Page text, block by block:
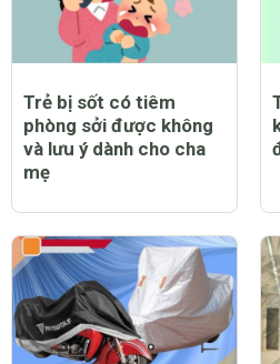
Trẻ bị sốt có tiêm
phòng sởi được không
và lưu ý dành cho cha
mẹ